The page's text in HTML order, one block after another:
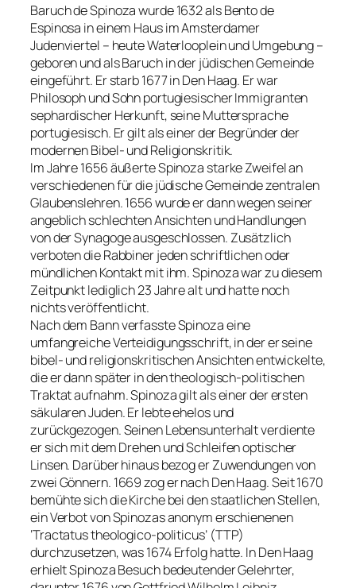
Baruch de Spinoza wurde 1632 als Bento de
Espinosa in einem Haus im Amsterdamer
Judenviertel – heute Waterlooplein und Umgebung –
geboren und als Baruch in der jüdischen Gemeinde
eingeführt. Er starb 1677 in Den Haag. Er war
Philosoph und Sohn portugiesischer Immigranten
sephardischer Herkunft, seine Muttersprache
portugiesisch. Er gilt als einer der Begründer der
modernen Bibel- und Religionskritik.
Im Jahre 1656 äußerte Spinoza starke Zweifel an
verschiedenen für die jüdische Gemeinde zentralen
Glaubenslehren. 1656 wurde er dann wegen seiner
angeblich schlechten Ansichten und Handlungen
von der Synagoge ausgeschlossen. Zusätzlich
verboten die Rabbiner jeden schriftlichen oder
mündlichen Kontakt mit ihm. Spinoza war zu diesem
Zeitpunkt lediglich 23 Jahre alt und hatte noch
nichts veröffentlicht.
Nach dem Bann verfasste Spinoza eine
umfangreiche Verteidigungsschrift, in der er seine
bibel- und religionskritischen Ansichten entwickelte,
die er dann später in den theologisch-politischen
Traktat aufnahm. Spinoza gilt als einer der ersten
säkularen Juden. Er lebte ehelos und
zurückgezogen. Seinen Lebensunterhalt verdiente
er sich mit dem Drehen und Schleifen optischer
Linsen. Darüber hinaus bezog er Zuwendungen von
zwei Gönnern. 1669 zog er nach Den Haag. Seit 1670
bemühte sich die Kirche bei den staatlichen Stellen,
ein Verbot von Spinozas anonym erschienenen
‘Tractatus theologico-politicus’ (TTP)
durchzusetzen, was 1674 Erfolg hatte. In Den Haag
erhielt Spinoza Besuch bedeutender Gelehrter,